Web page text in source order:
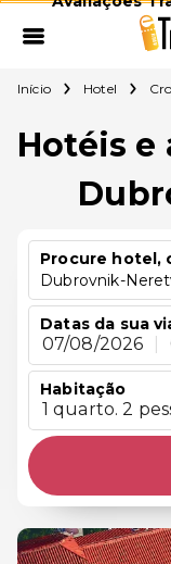
Início Hotel
Hotéis e
Procure hotel,
Dubrovnik-
Datas da sua
07/08/2026
Habitação
1 quarto. 2